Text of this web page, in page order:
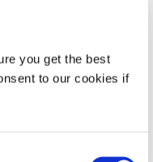
you get the best
to our cookies if